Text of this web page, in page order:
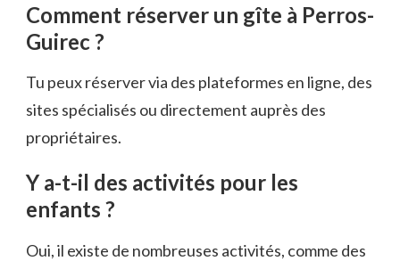
Comment réserver un gîte à Perros-
Guirec ?
Tu peux réserver via des plateformes en ligne, des
sites spécialisés ou directement auprès des
propriétaires.
Y a-t-il des activités pour les
enfants ?
Oui, il existe de nombreuses activités, comme des